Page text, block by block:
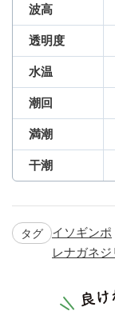
波高
透明度
水温
潮回
満潮
干潮
タグ イソギンポ
レナガネ